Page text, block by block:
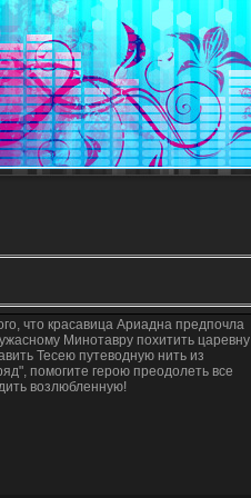
что красавица Ариадна предпочла
Минотавру похитить царевну
Тесею путеводную нить из
помогите герою преодолеть все
возлюбленную!